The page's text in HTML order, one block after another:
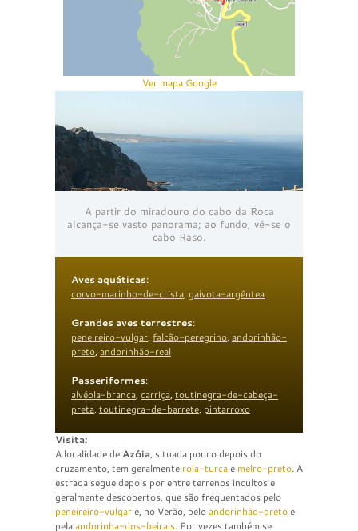
Ver mapa Google
A partir do miradouro do cabo da Roca
alcança-se vasto panorama; ao fundo, vê-se o
cabo Raso.
Aves aquáticas:
corvo-marinho-de-crista, gaivota-argêntea
Grandes aves terrestres:
peneireiro-vulgar, falcão-peregrino, andorinhão-
preto, andorinhão-real
Passeriformes:
alvéola-branca, carriça, toutinegra-de-cabeça-
preta, toutinegra-de-barrete, pintarroxo
Visita:
A localidade de Azóia, situada pouco depois do
cruzamento, tem geralmente rola-turcae melro-preto. A
estrada segue depois por entre terrenos incultos e
geralmente descobertos, que são frequentados pelo
peneireiro-vulgare, no Verão, peloandorinhão-pretoe
pelaandorinha-dos-beirais. Por vezes também se